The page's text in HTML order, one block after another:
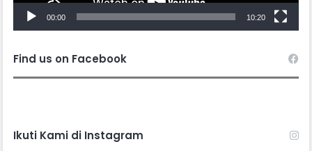
00:00 10:20
Find us on Facebook
Ikuti Kami di Instagram